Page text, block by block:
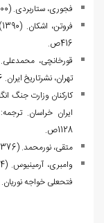
فجوری، ستاربردی. (1400). گفت و گو با احمد کشواد. (27/8 ).
416ص.
تهران، نشرتاریخ ایران. 136ص.
ایران خراسان.
1128ص.
متقی، نورمحمد. (1376) فرهنگ سلیم فارسی- ترکمنی. تهران: نشرمولف.
فتحعلی خواجه نوریان.